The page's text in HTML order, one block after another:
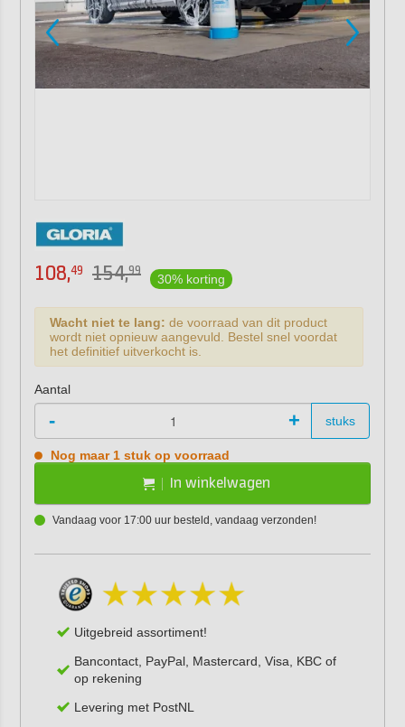
108,49 154,99
30% korting
Wacht niet te lang: de voorraad van dit product
wordt niet opnieuw aangevuld. Bestel snel voordat
het definitief uitverkocht is.
Aantal
- + stuks
Nog maar 1 stuk op voorraad
In winkelwagen
Vandaag voor 17:00 uur besteld, vandaag verzonden!
Uitgebreid assortiment!
Bancontact, PayPal, Mastercard, Visa, KBC of
op rekening
Levering met PostNL